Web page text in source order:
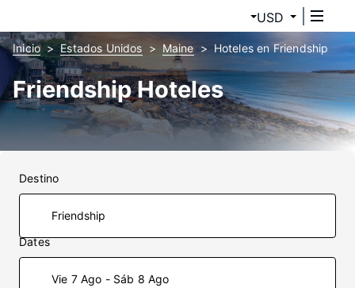
USD
Inicio Estados Unidos Maine Hoteles en Friendship
Friendship Hoteles
Destino
Dates
Vie 7 Ago - Sáb 8 Ago